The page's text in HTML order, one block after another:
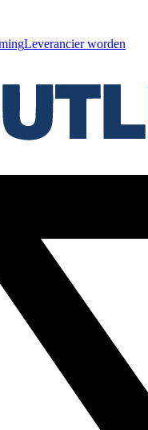
Leverancier worden